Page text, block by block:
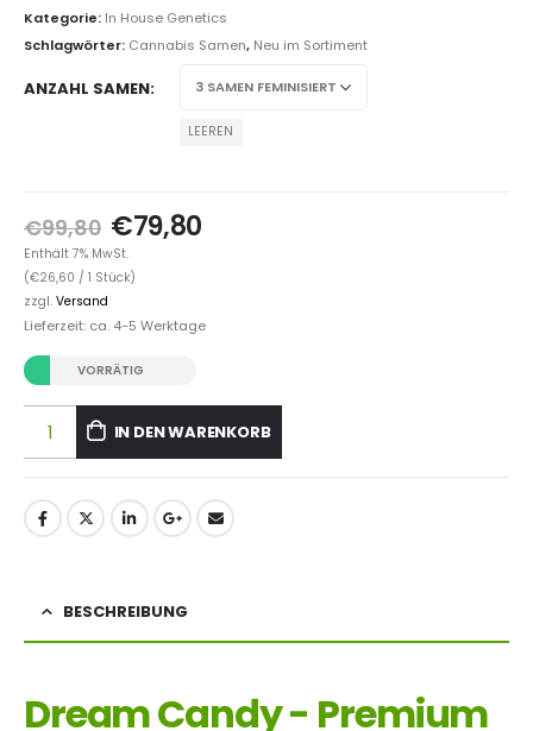
Kategorie: In House Genetics
Schlagwörter: Cannabis Samen, Neu im Sortiment
ANZAHL SAMEN
LEEREN
€99,80 €79,80
Enthält 7% MwSt.
(€26,60 / 1 Stück)
zzgl. Versand
Lieferzeit: ca. 4-5 Werktage
VORRÄTIG
IN DEN WARENKORB
BESCHREIBUNG
Dream Candy - Premium